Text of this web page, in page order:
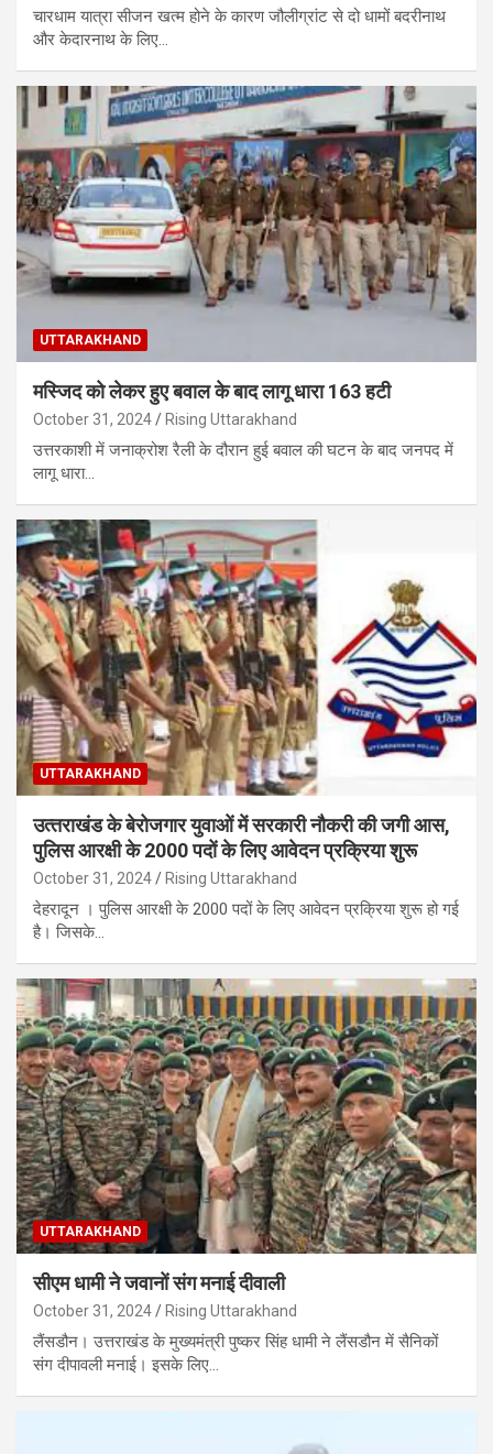
चारधाम यात्रा सीजन खत्म होने के कारण जौलीग्रांट से दो धामों बदरीनाथ
और केदारनाथ के लिए…
UTTARAKHAND
मस्जिद को लेकर हुए बवाल के बाद लागू धारा 163 हटी
October 31, 2024 Rising Uttarakhand
उत्तरकाशी में जनाक्रोश रैली के दौरान हुई बवाल की घटन के बाद जनपद में
लागू धारा…
UTTARAKHAND
उत्‍तराखंड के बेरोजगार युवाओं में सरकारी नौकरी की जगी आस,
पुलिस आरक्षी के 2000 पदों के लिए आवेदन प्रक्रिया शुरू
October 31, 2024 Rising Uttarakhand
देहरादून । पुलिस आरक्षी के 2000 पदों के लिए आवेदन प्रक्रिया शुरू हो गई
है। जिसके…
UTTARAKHAND
सीएम धामी ने जवानों संग मनाई दीवाली
October 31, 2024 Rising Uttarakhand
लैंसडौन। उत्तराखंड के मुख्यमंत्री पुष्कर सिंह धामी ने लैंसडौन में सैनिकों
संग दीपावली मनाई। इसके लिए…